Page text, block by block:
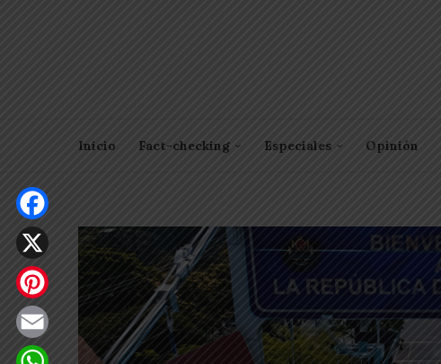
Inicio Fact-checking Especiales Opinión
Facebook
X
Pinterest
Email